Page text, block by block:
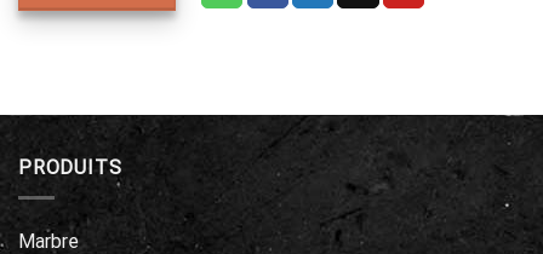
PRODUITS
Marbre